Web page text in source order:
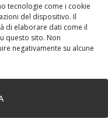
tecnologie come i cookie
del dispositivo. Il
di elaborare dati come il
questo sito. Non
negativamente su alcune
grigio titanio, taglia: